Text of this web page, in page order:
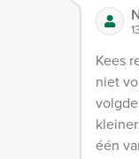
Kees
niet
één